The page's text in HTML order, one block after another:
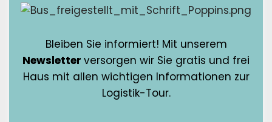
für everstox.
Bleiben Sie informiert! Mit unserem
Newsletter versorgen wir Sie gratis und frei
Haus mit allen wichtigen Informationen zur
Logistik-Tour.